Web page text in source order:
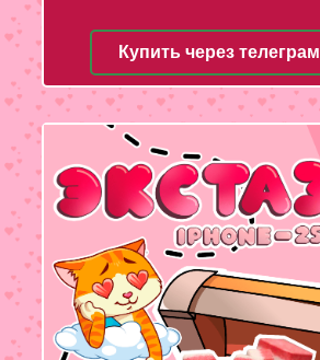
Купить через телеграм